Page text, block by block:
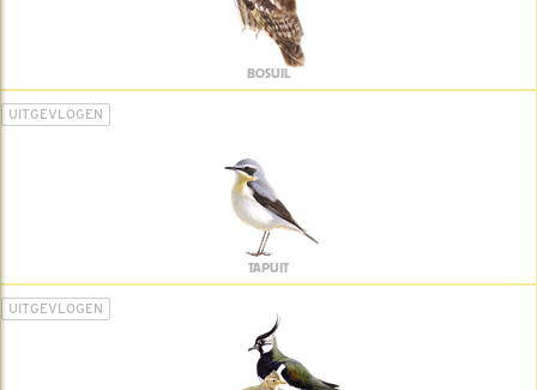
BOSUIL
UITGEVLOGEN
TAPUIT
UITGEVLOGEN